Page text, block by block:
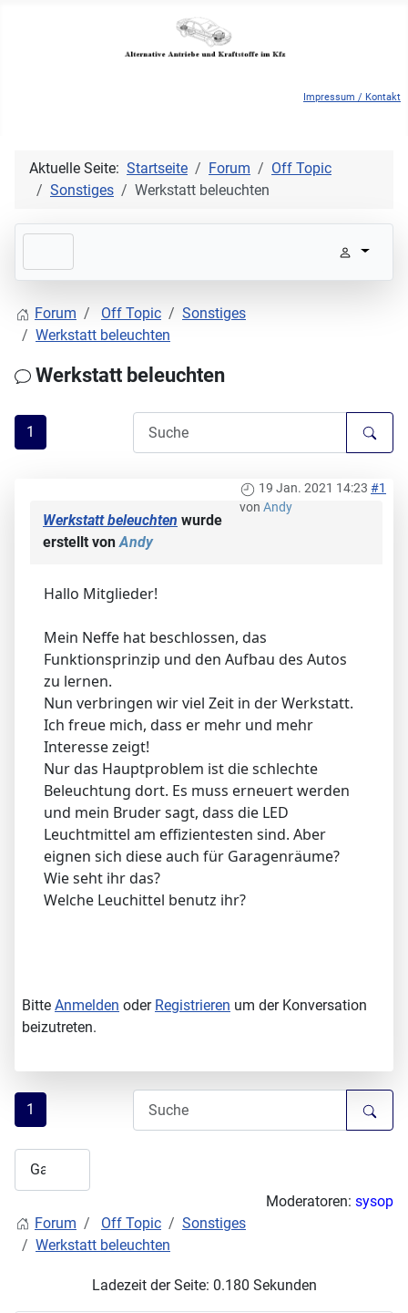
Impressum / Kontakt
Aktuelle Seite: Startseite Forum
Off Topic
Sonstiges
Werkstatt beleuchten
Forum Off Topic
Sonstiges
Werkstatt beleuchten
Werkstatt beleuchten
1
19 Jan. 2021 14:23 #1
von Andy
Werkstatt beleuchten wurde
erstellt vonAndy
Hallo Mitglieder!
Mein Neffe hat beschlossen, das
Funktionsprinzip und den Aufbau des Autos
zu lernen.
Nun verbringen wir viel Zeit in der Werkstatt.
Ich freue mich, dass er mehr und mehr
Interesse zeigt!
Nur das Hauptproblem ist die schlechte
Beleuchtung dort. Es muss erneuert werden
und mein Bruder sagt, dass die LED
Leuchtmittel am effizientesten sind. Aber
eignen sich diese auch für Garagenräume?
Wie seht ihr das?
Welche Leuchittel benutz ihr?
Bitte Anmelden oder Registrieren um der Konversation
beizutreten.
1
Moderatoren: sysop
Forum
Off Topic
Sonstiges
Werkstatt beleuchten
Ladezeit der Seite: 0.180 Sekunden